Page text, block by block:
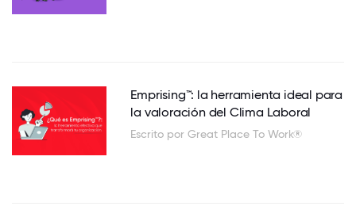
Emprising™: la herramienta ideal para
la valoración del Clima Laboral
Escrito por Great Place To Work®